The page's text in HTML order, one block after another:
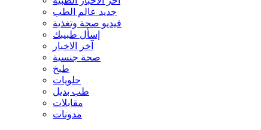
جديد عالم الطب
فيديو صحة وتغذية
إسأل طبيبك
آخر الاخبار
صحة جنسية
طبخ
حلويات
طب بديل
مقابلات
مدونات